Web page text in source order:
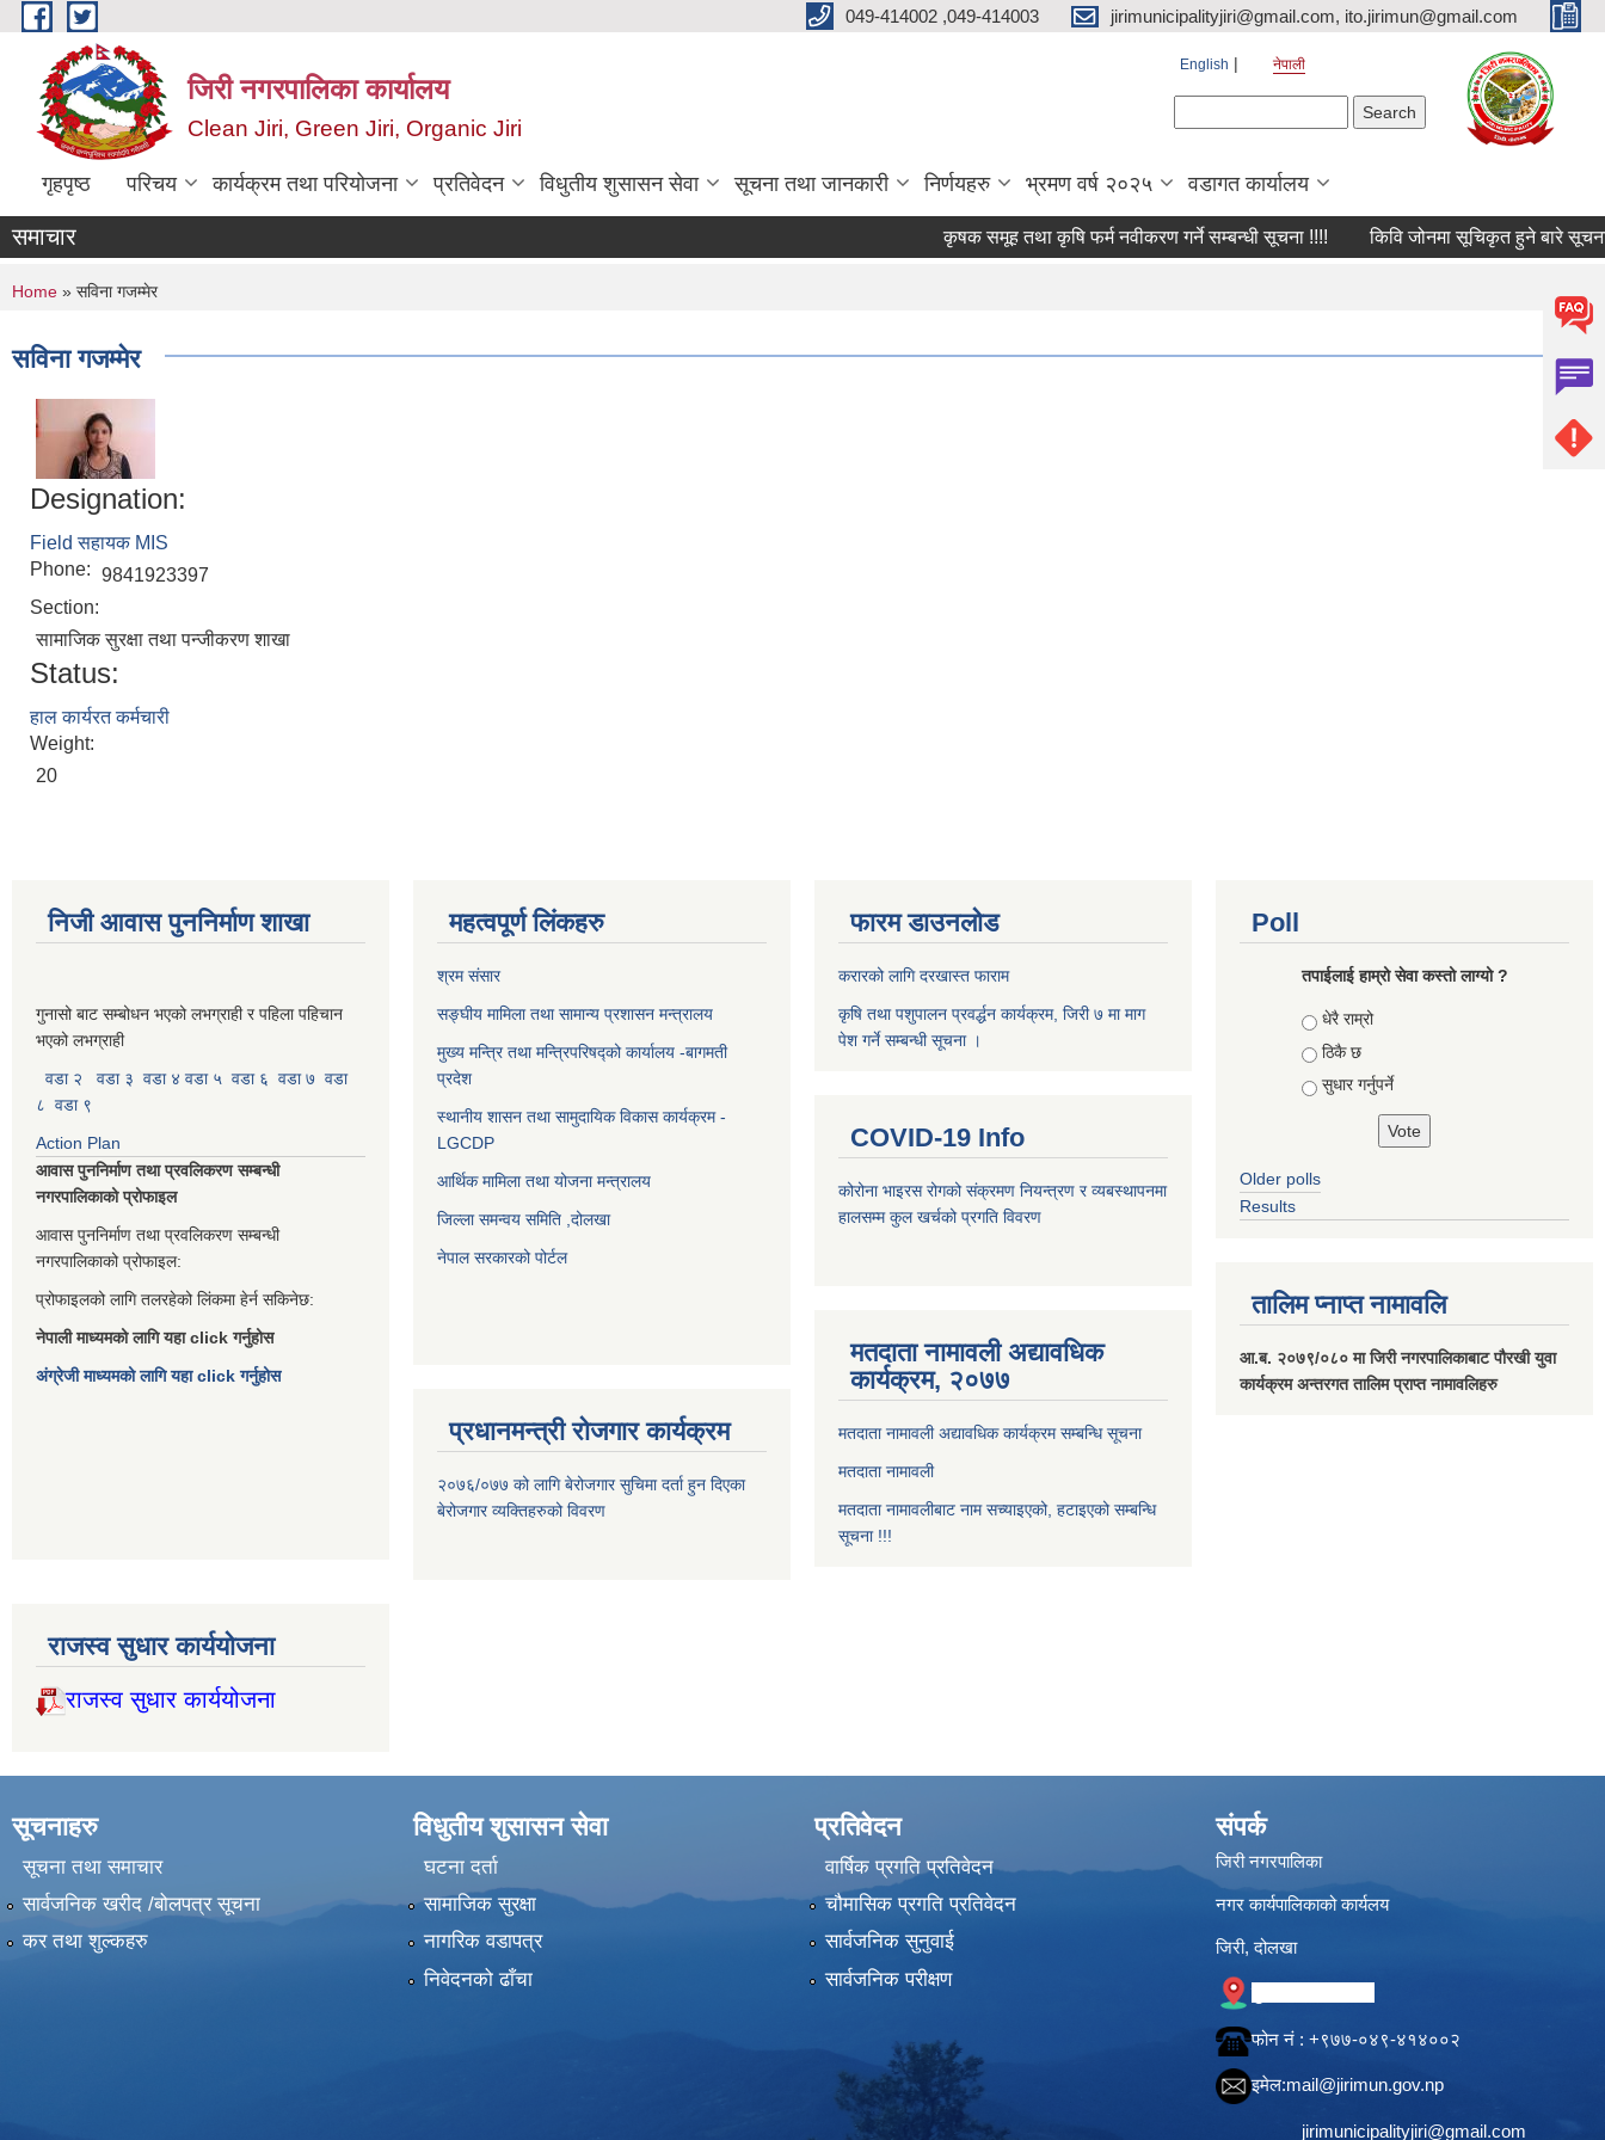
Skip to main content 049-414002 ,049-414003 jirimunicipalityjiri@gmail.com, ito.jirimun@gmail.com
जिरी नगरपालिका कार्यालय
Clean Jiri, Green Jiri, Organic Jiri
English नेपाली
गृहपृष्ठ परिचय कार्यक्रम तथा परियोजना प्रतिवेदन विधुतीय शुसासन सेवा सूचना तथा जानकारी निर्णयहरु भ्रमण वर्ष २०२५ वडागत कार्यालय
समाचार कृषक समूह तथा कृषि फर्म नवीकरण गर्ने सम्बन्धी सूचना !!!! किवि जोनमा सूचिकृत हुने बारे सूचना।
You are here
Home » सविना गजम्मेर
सविना गजम्मेर
Designation:
Field सहायक MIS
Phone: 9841923397
Section:
सामाजिक सुरक्षा तथा पन्जीकरण शाखा
Status:
हाल कार्यरत कर्मचारी
Weight:
20
निजी आवास पुननिर्माण शाखा
गुनासो बाट सम्बोधन भएको लभग्राही र पहिला पहिचान
भएको लभग्राही
वडा २
वडा ३ वडा ४ वडा ५ वडा ६ वडा ७ वडा
८ वडा ९
Action Plan
आवास पुननिर्माण तथा प्रवलिकरण सम्बन्धी
नगरपालिकाको प्रोफाइल
आवास पुननिर्माण तथा प्रवलिकरण सम्बन्धी
नगरपालिकाको प्रोफाइल:
प्रोफाइलको लागि तलरहेको लिंकमा हेर्न सकिनेछ:
नेपाली माध्यमको लागि यहा click गर्नुहोस
अंग्रेजी माध्यमको लागि यहा click गर्नुहोस
महत्वपूर्ण लिंकहरु
श्रम संसार
सङ्घीय मामिला तथा सामान्य प्रशासन मन्त्रालय
मुख्य मन्त्रि तथा मन्त्रिपरिषद्को कार्यालय -बागमती
प्रदेश
स्थानीय शासन तथा सामुदायिक विकास कार्यक्रम -
LGCDP
आर्थिक मामिला तथा योजना मन्त्रालय
जिल्ला समन्वय समिति ,दोलखा
नेपाल सरकारको पोर्टल
प्रधानमन्त्री रोजगार कार्यक्रम
२०७६/०७७ को लागि बेरोजगार सुचिमा दर्ता हुन दिएका
बेरोजगार व्यक्तिहरुको विवरण
फारम डाउनलोड
करारको लागि दरखास्त फाराम
कृषि तथा पशुपालन प्रवर्द्धन कार्यक्रम, जिरी ७ मा माग
पेश गर्ने सम्बन्धी सूचना ।
COVID-19 Info
कोरोना भाइरस रोगको संक्रमण नियन्त्रण र व्यबस्थापनमा
हालसम्म कुल खर्चको प्रगति विवरण
मतदाता नामावली अद्यावधिक
कार्यक्रम, २०७७
मतदाता नामावली अद्यावधिक कार्यक्रम सम्बन्धि सूचना
मतदाता नामावली
मतदाता नामावलीबाट नाम सच्याइएको, हटाइएको सम्बन्धि
सूचना !!!
Poll
तपाईलाई हाम्रो सेवा कस्तो लाग्यो ?
Choices
धेरै राम्रो
ठिकै छ
सुधार गर्नुपर्ने
Older polls
Results
तालिम प्नाप्त नामावलि
आ.ब. २०७९/०८० मा जिरी नगरपालिकाबाट पौरखी युवा
कार्यक्रम अन्तरगत तालिम प्राप्त नामावलिहरु
राजस्व सुधार कार्ययोजना
राजस्व सुधार कार्ययोजना
सूचनाहरु
सूचना तथा समाचार
सार्वजनिक खरीद /बोलपत्र सूचना
कर तथा शुल्कहरु
विधुतीय शुसासन सेवा
घटना दर्ता
सामाजिक सुरक्षा
नागरिक वडापत्र
निवेदनको ढाँचा
प्रतिवेदन
वार्षिक प्रगति प्रतिवेदन
चौमासिक प्रगति प्रतिवेदन
सार्वजनिक सुनुवाई
सार्वजनिक परीक्षण
संपर्क
जिरी नगरपालिका
नगर कार्यपालिकाको कार्यलय
जिरी, दोलखा
फोन नं‍ : +९७७-०४९-४१४००२
इमेल:mail@jirimun.gov.np
jirimunicipalityjiri@gmail.com